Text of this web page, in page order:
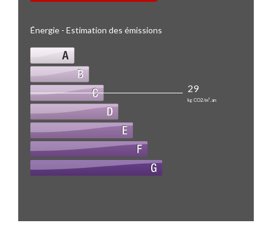
Énergie - Estimation des émissions
29
kg CO2/m².an